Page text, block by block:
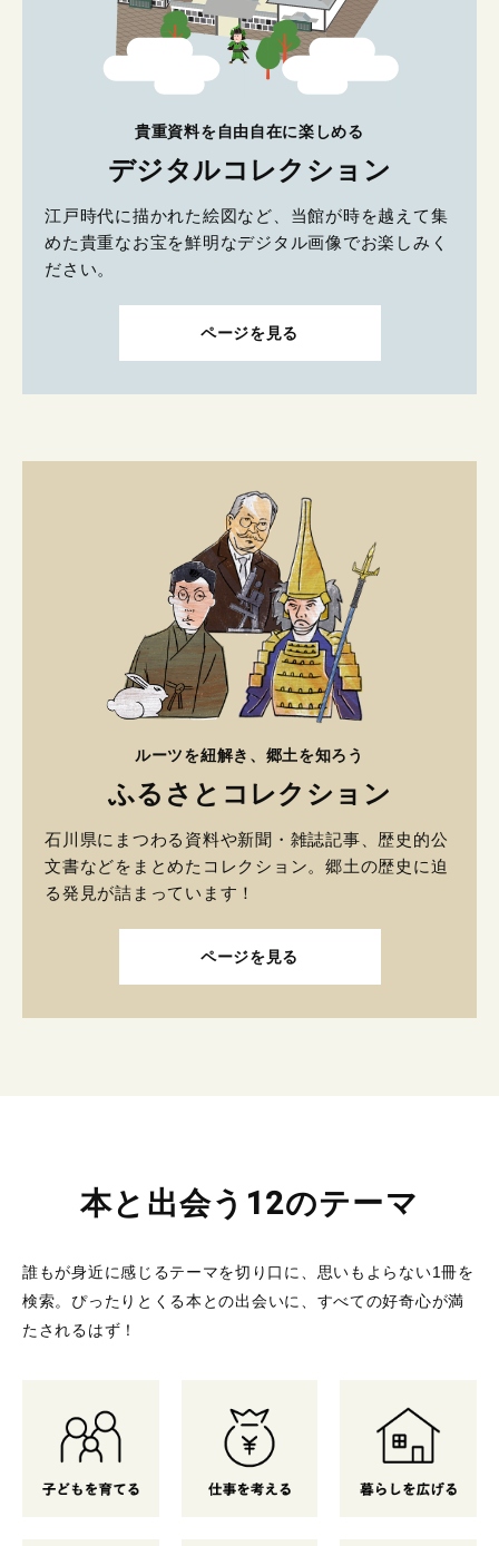
貴重資料を自由自在に楽しめる
デジタルコレクション
江戸時代に描かれた絵図など、当館が時を越えて集
めた貴重なお宝を鮮明なデジタル画像でお楽しみく
ださい。
ページを見る
ルーツを紐解き、郷土を知ろう
ふるさとコレクション
石川県にまつわる資料や新聞・雑誌記事、歴史的公
文書などをまとめたコレクション。郷土の歴史に迫
る発見が詰まっています！
ページを見る
本と出会う12のテーマ
誰もが身近に感じるテーマを切り口に、思いもよらない1冊を
検索。 ぴったりとくる本との出会いに、すべての好奇心が満
たされるはず！